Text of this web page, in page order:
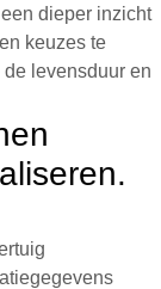
dieper inzicht
keuzes te
levensduur en